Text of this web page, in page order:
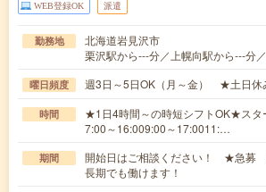
WEB登録OK 派遣
勤務地
北海道岩見沢市
栗沢駅から---分／上幌向駅から---分
曜日頻度 週3日～5日OK（月～金） ★土日休
時間
★1日4時間～の時短シフトOK★スタ
7:00～16:009:00～17:0011:…
期間
開始日はご相談ください！ ★急募
長期でも働けます！